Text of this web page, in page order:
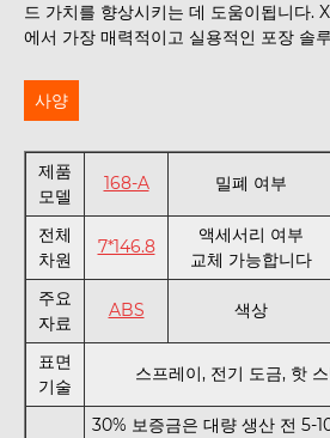
드 가치를 향상시키는 데 도움이됩니다.
에서 가장 매력적이고 실용적인 포장 솔
사양
제품
모델
168-A 밀폐 여부
전체
차원
7*146.8
액세서리 여부
교체 가능합니다
주요
자료
ABS 색상
표면
기술
스프레이, 전기 도금, 핫
30% 보증금은 대량 생산 전 5-